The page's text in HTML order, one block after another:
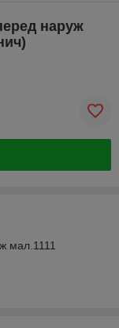
наруж
мал.1111